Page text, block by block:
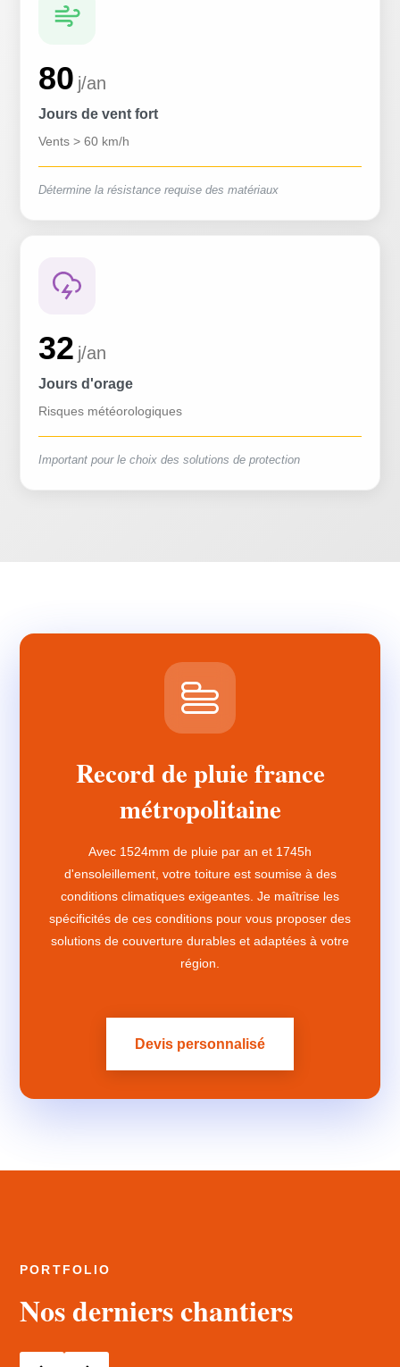
80 j/an
Jours de vent fort
Vents > 60 km/h
Détermine la résistance requise des matériaux
32 j/an
Jours d'orage
Risques météorologiques
Important pour le choix des solutions de protection
Record de pluie france
métropolitaine
Avec 1524mm de pluie par an et 1745h
d'ensoleillement, votre toiture est soumise à des
conditions climatiques exigeantes. Je maîtrise les
spécificités de ces conditions pour vous proposer des
solutions de couverture durables et adaptées à votre
région.
Devis personnalisé
PORTFOLIO
Nos derniers chantiers